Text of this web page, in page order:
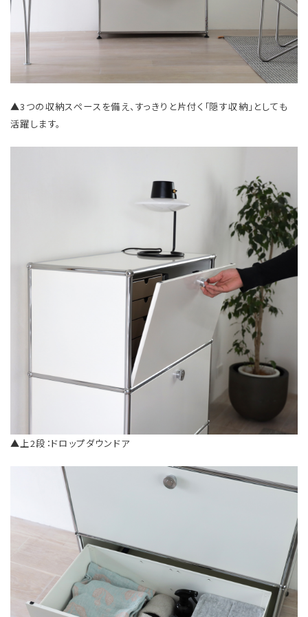
▲3つの収納スペースを備え、すっきりと片付く「隠す収納」としても
活躍します。
▲上2段：ドロップダウンドア